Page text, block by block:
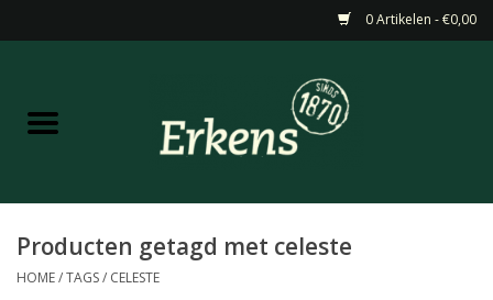
0 Artikelen - €0,00
Home
Producten getagd met celeste
HOME/TAGS/ CELESTE